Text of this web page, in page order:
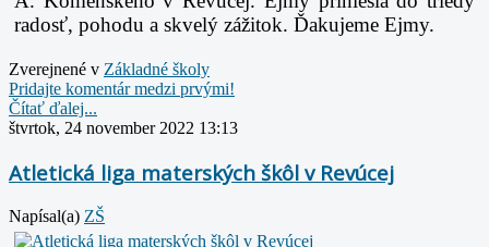
radosť, pohodu a skvelý zážitok. Ďakujeme Ejmy.
Zverejnené v Základné školy
Pridajte komentár medzi prvými!
Čítať ďalej...
štvrtok, 24 november 2022 13:13
Atletická liga materských škôl v Revúcej
Napísal(a) ZŠ